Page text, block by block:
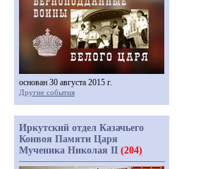
основан 30 августа 2015 г.
Другие события
Иркутский отдел Казачьего
Конвоя Памяти Царя
Мученика Николая II (204)